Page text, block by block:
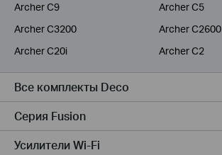
Archer C9
Archer C5
Archer C3200
Archer C2600
Archer C20i
Archer C2
Все комплекты Deco
Серия Fusion
Усилители Wi-Fi